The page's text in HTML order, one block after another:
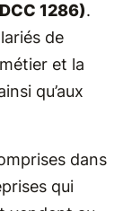
1286).
de
et la
qu’aux
dans
qui